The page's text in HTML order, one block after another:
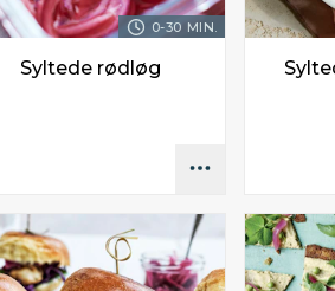
0-30 MIN.
Syltede rødløg